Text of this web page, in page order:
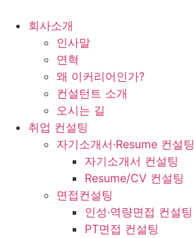
회사소개
인사말
연혁
왜 이커리어인가?
컨설턴트 소개
오시는 길
취업 컨설팅
자기소개서·Resume 컨설팅
자기소개서 컨설팅
Resume/CV 컨설팅
면접컨설팅
인성·역량면접 컨설팅
PT면접 컨설팅